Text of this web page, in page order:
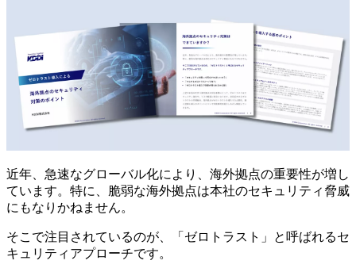
近年、急速なグローバル化により、海外拠点の重要性が増し
ています。特に、脆弱な海外拠点は本社のセキュリティ脅威
にもなりかねません。
そこで注目されているのが、「ゼロトラスト」と呼ばれるセ
キュリティアプローチです。